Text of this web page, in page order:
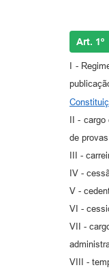
Art. 1º
I -
II -
de
III -
IV -
V -
VI -
VII -
VIII -